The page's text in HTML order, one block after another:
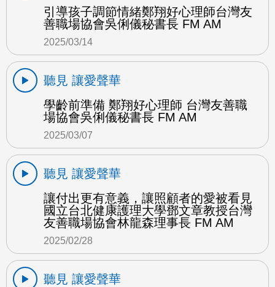
引導孩子調節情緒鄭翔好心理師台灣友
善職場協會吳俐儀秘書長 FM AM
2025/03/14
聽見 讓愛聲華
學齡前準備 鄭翔好心理師 台灣友善職
場協會吳俐儀秘書長 FM AM
2025/03/07
聽見 讓愛聲華
讓付出更有意義，讓照顧者的愛被看見
國立台北健康護理大學鄧文章教授台灣
友善職場協會林龍森理事長 FM AM
2025/02/28
聽見 讓愛聲華